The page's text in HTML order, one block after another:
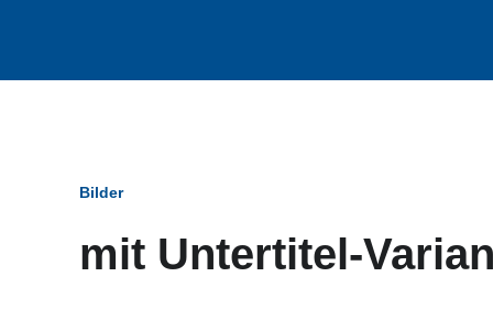
Bilder
mit Untertitel-